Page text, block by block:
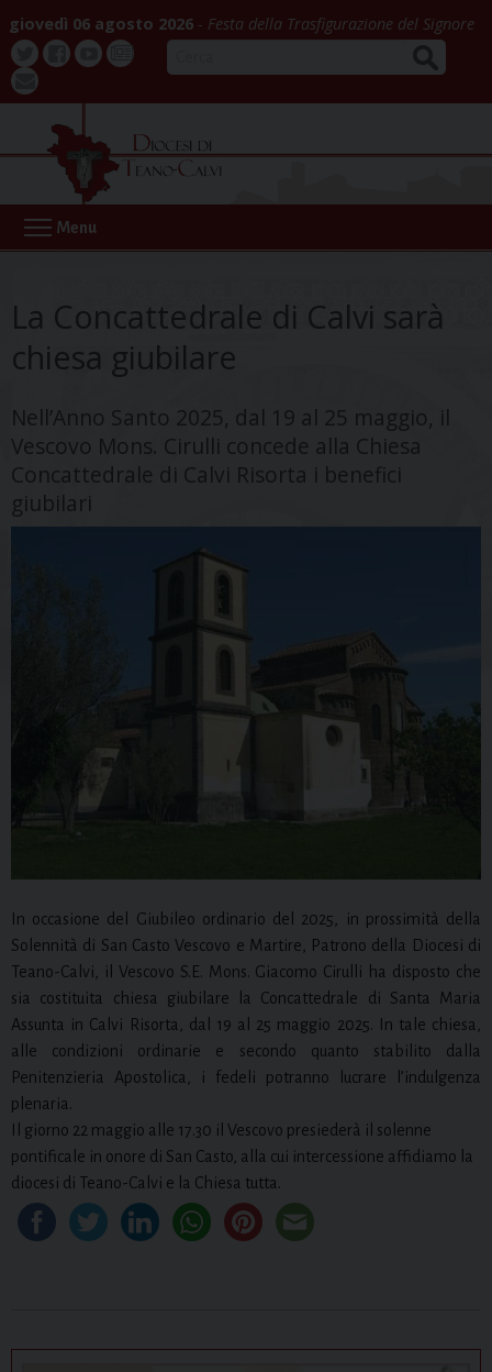
to
content
giovedì 06 agosto 2026 Festa della Trasfigurazione del Signore
Twitter
Buona
webmail
Menu
La Concattedrale di Calvi sarà
chiesa giubilare
Nell’Anno Santo 2025, dal 19 al 25 maggio, il
Vescovo Mons. Cirulli concede alla Chiesa
Concattedrale di Calvi Risorta i benefici
giubilari
In occasione del Giubileo ordinario del 2025, in prossimità della
Solennità di San Casto Vescovo e Martire, Patrono della Diocesi di
Teano-Calvi, il Vescovo S.E. Mons. Giacomo Cirulli ha disposto che
sia costituita chiesa giubilare la Concattedrale di Santa Maria
Assunta in Calvi Risorta, dal 19 al 25 maggio 2025. In tale chiesa,
alle condizioni ordinarie e secondo quanto stabilito dalla
Penitenzieria Apostolica, i fedeli potranno lucrare l’indulgenza
plenaria.
Il giorno 22 maggio alle 17.30 il Vescovo presiederà il solenne
pontificale in onore di San Casto, alla cui intercessione affidiamo la
diocesi di Teano-Calvi e la Chiesa tutta.